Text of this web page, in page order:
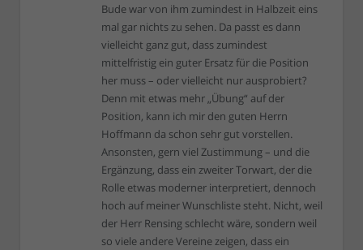
Bude war von ihm zumindest in Halbzeit eins
mal gar nichts zu sehen. Da passt es dann
vielleicht ganz gut, dass zumindest
mittelfristig ein guter Ersatz für die Position
her muss – oder vielleicht nur ausprobiert?
Denn mit etwas mehr „Übung“ auf der
Position, kann ich mir den guten Herrn
Hoffmann da schon sehr gut vorstellen.
Ansonsten, gern viel Zustimmung – und die
Ergänzung, dass ein zweiter Torwart, der die
Rolle etwas moderner interpretiert, dennoch
hoch auf meiner Wunschliste steht. Nicht, weil
der Herr Rensing schlecht wäre, sondern weil
so viele andere Vereine zeigen, dass ein